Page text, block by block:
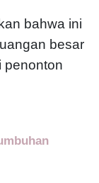
bahwa ini
besar
penonton